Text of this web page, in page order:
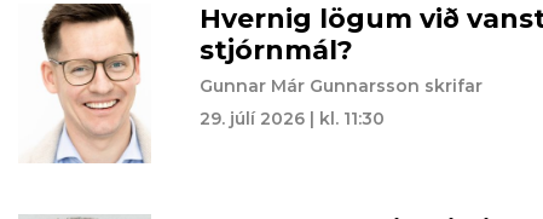
Hvernig lögum við
stjórnmál?
Gunnar Már Gunnarsson skrifar
29. júlí 2026 | kl. 11:30